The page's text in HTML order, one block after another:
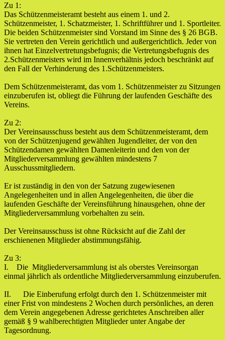
Zu 1:
Das Schützenmeisteramt besteht aus einem 1. und 2.
Schützenmeister, 1. Schatzmeister, 1. Schriftführer und 1. Sportleiter.
Die beiden Schützenmeister sind Vorstand im Sinne des § 26 BGB.
Sie vertreten den Verein gerichtlich und außergerichtlich. Jeder von
ihnen hat Einzelvertretungsbefugnis; die Vertretungsbefugnis des
2.Schützenmeisters wird im Innenverhältnis jedoch beschränkt auf
den Fall der Verhinderung des 1.Schützenmeisters.
Dem Schützenmeisteramt, das vom 1. Schützenmeister zu Sitzungen
einzuberufen ist, obliegt die Führung der laufenden Geschäfte des
Vereins.
Zu 2:
Der Vereinsausschuss besteht aus dem Schützenmeisteramt, dem
von der Schützenjugend gewählten Jugendleiter, der von den
Schützendamen gewählten Damenleiterin und den von der
Mitgliederversammlung gewählten mindestens 7
Ausschussmitgliedern.
Er ist zuständig in den von der Satzung zugewiesenen
Angelegenheiten und in allen Angelegenheiten, die über die
laufenden Geschäfte der Vereinsführung hinausgehen, ohne der
Mitgliederversammlung vorbehalten zu sein.
Der Vereinsausschuss ist ohne Rücksicht auf die Zahl der
erschienenen Mitglieder abstimmungsfähig.
Zu 3:
I. Die Mitgliederversammlung ist als oberstes Vereinsorgan
einmal jährlich als ordentliche Mitgliederversammlung einzuberufen.
II. Die Einberufung erfolgt durch den 1. Schützenmeister mit
einer Frist von mindestens 2 Wochen durch persönliches, an deren
dem Verein angegebenen Adresse gerichtetes Anschreiben aller
gemäß § 9 wahlberechtigten Mitglieder unter Angabe der
Tagesordnung.